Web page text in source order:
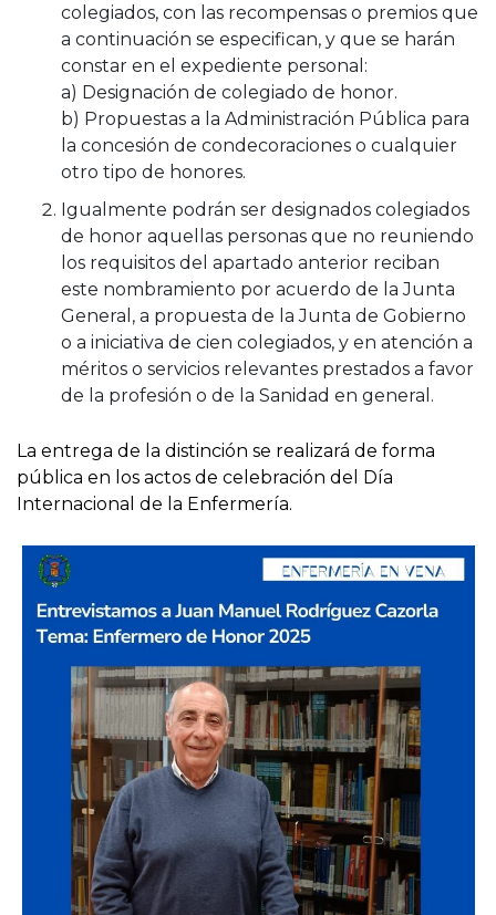
colegiados, con las recompensas o premios que
a continuación se especifican, y que se harán
constar en el expediente personal:
a) Designación de colegiado de honor.
b) Propuestas a la Administración Pública para
la concesión de condecoraciones o cualquier
otro tipo de honores.
Igualmente podrán ser designados colegiados
de honor aquellas personas que no reuniendo
los requisitos del apartado anterior reciban
este nombramiento por acuerdo de la Junta
General, a propuesta de la Junta de Gobierno
o a iniciativa de cien colegiados, y en atención a
méritos o servicios relevantes prestados a favor
de la profesión o de la Sanidad en general.
La entrega de la distinción se realizará de forma
pública en los actos de celebración del Día
Internacional de la Enfermería.